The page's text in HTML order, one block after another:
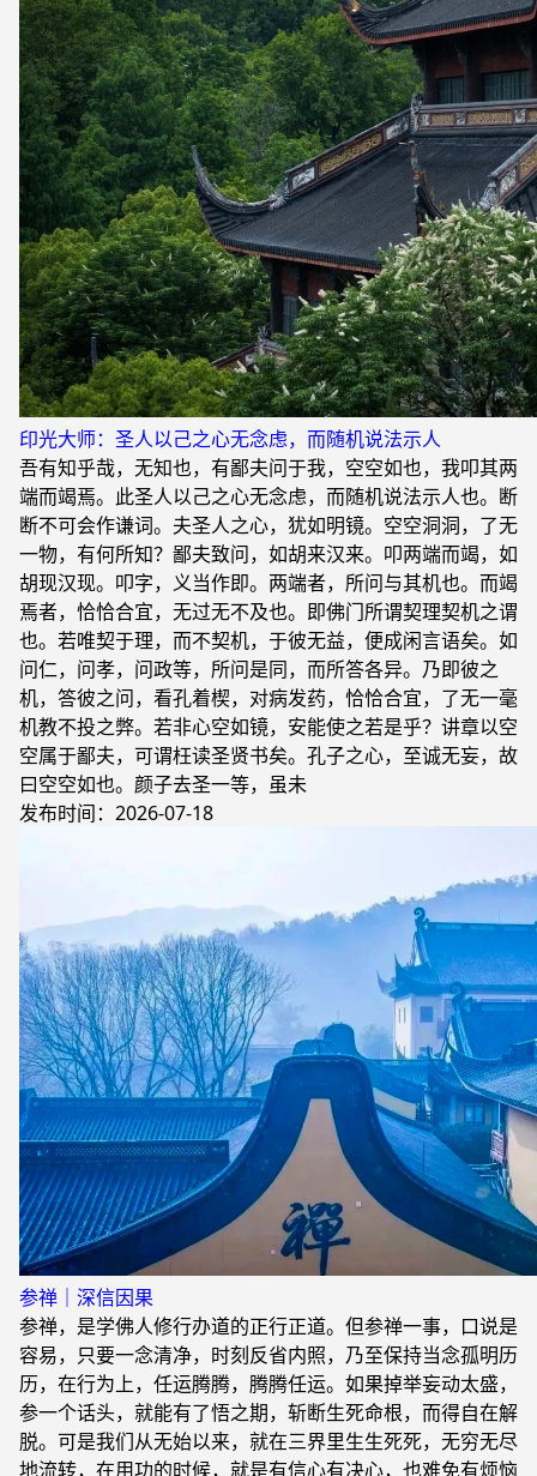
印光大师：圣人以己之心无念虑，而随机说法示人
吾有知乎哉，无知也，有鄙夫问于我，空空如也，我叩其两
端而竭焉。此圣人以己之心无念虑，而随机说法示人也。断
断不可会作谦词。夫圣人之心，犹如明镜。空空洞洞，了无
一物，有何所知？鄙夫致问，如胡来汉来。叩两端而竭，如
胡现汉现。叩字，义当作即。两端者，所问与其机也。而竭
焉者，恰恰合宜，无过无不及也。即佛门所谓契理契机之谓
也。若唯契于理，而不契机，于彼无益，便成闲言语矣。如
问仁，问孝，问政等，所问是同，而所答各异。乃即彼之
机，答彼之问，看孔着楔，对病发药，恰恰合宜，了无一毫
机教不投之弊。若非心空如镜，安能使之若是乎？讲章以空
空属于鄙夫，可谓枉读圣贤书矣。孔子之心，至诚无妄，故
曰空空如也。颜子去圣一等，虽未
发布时间：2026-07-18
参禅｜深信因果
参禅，是学佛人修行办道的正行正道。但参禅一事，口说是
容易，只要一念清净，时刻反省内照，乃至保持当念孤明历
历，在行为上，任运腾腾，腾腾任运。如果掉举妄动太盛，
参一个话头，就能有了悟之期，斩断生死命根，而得自在解
脱。可是我们从无始以来，就在三界里生生死死，无穷无尽
地流转，在用功的时候，就是有信心有决心，也难免有烦恼